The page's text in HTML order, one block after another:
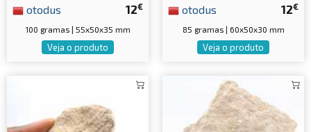
12€
otodus
100 gramas | 55x50x35 mm
Veja o produto
12€
otodus
85 gramas | 60x50x30 mm
Veja o produto